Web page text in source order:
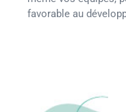
favorable au